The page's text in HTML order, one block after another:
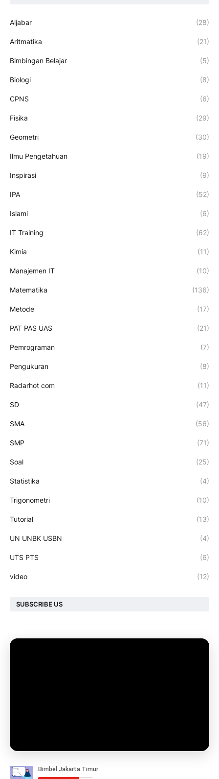
Aljabar (28)
Aritmatika (21)
Bimbingan Belajar (5)
Biologi (8)
CPNS (6)
Fisika (29)
Geometri (30)
Ilmu Pengetahuan (19)
Inspirasi (9)
IPA (52)
Islami (6)
IT Training (62)
Kimia (11)
Manajemen IT (10)
Matematika (136)
Metode (17)
PAT PAS UAS (21)
Pemrograman (7)
Pengukuran (8)
Radarhot com (11)
SD (47)
SMA (56)
SMP (71)
Soal (25)
Statistika (4)
Trigonometri (10)
Tutorial (13)
UN UNBK USBN (4)
UTS PTS (6)
video (12)
SUBSCRIBE US